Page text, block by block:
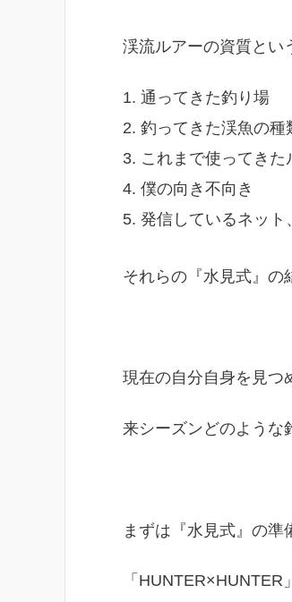
渓流ルアーの資質とい
通ってきた釣り場
釣ってきた渓魚の種
これまで使ってきた
僕の向き不向き
発信しているネット
それらの『水見式』の
現在の自分自身を見つ
来シーズンどのような
まずは『水見式』の準
「HUNTER×HUNTER